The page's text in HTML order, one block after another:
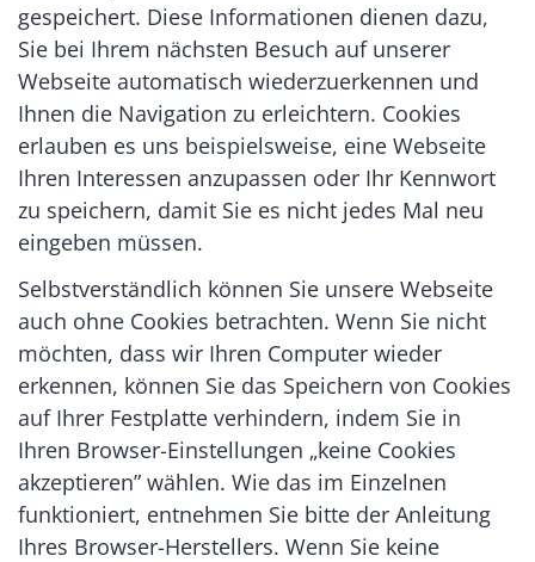
gespeichert. Diese Informationen dienen dazu,
Sie bei Ihrem nächsten Besuch auf unserer
Webseite automatisch wiederzuerkennen und
Ihnen die Navigation zu erleichtern. Cookies
erlauben es uns beispielsweise, eine Webseite
Ihren Interessen anzupassen oder Ihr Kennwort
zu speichern, damit Sie es nicht jedes Mal neu
eingeben müssen.
Selbstverständlich können Sie unsere Webseite
auch ohne Cookies betrachten. Wenn Sie nicht
möchten, dass wir Ihren Computer wieder
erkennen, können Sie das Speichern von Cookies
auf Ihrer Festplatte verhindern, indem Sie in
Ihren Browser-Einstellungen „keine Cookies
akzeptieren” wählen. Wie das im Einzelnen
funktioniert, entnehmen Sie bitte der Anleitung
Ihres Browser-Herstellers. Wenn Sie keine